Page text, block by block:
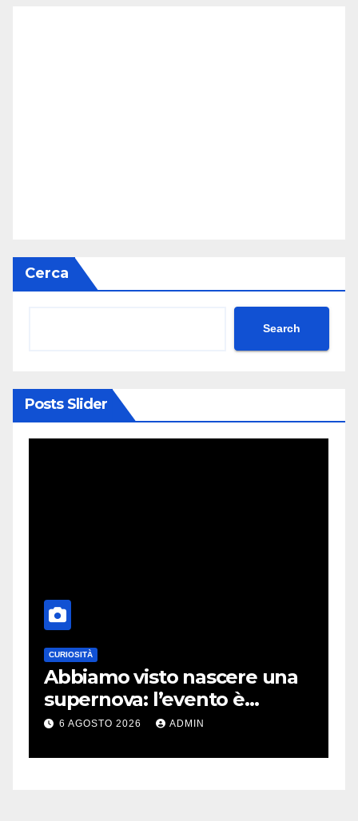
Cerca
Search
Posts Slider
una
Colpo ai dazi di Trump: i
rimborsi hanno già
i 100 miliardi di dollari
6 AGOSTO 2026